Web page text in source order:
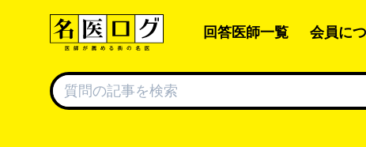
回答医師一覧 会員に